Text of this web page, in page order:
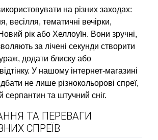
на різних заходах:
весілля, тематичні вечірки,
рік або Хеллоуїн. Вони зручні,
за лічені секунди створити
додати блиску або
У нашому інтернет-магазині
не лише різнокольорові спреї,
серпантин та штучний сніг.
ТА ПЕРЕВАГИ
СПРЕЇВ